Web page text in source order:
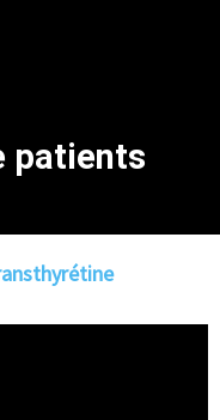
patients